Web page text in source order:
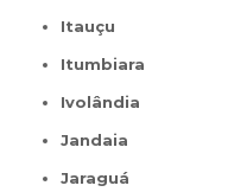
Itauçu
Itumbiara
Ivolândia
Jandaia
Jaraguá